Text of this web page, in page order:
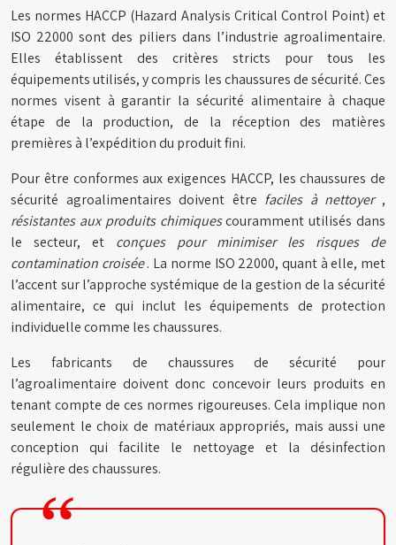
Les normes HACCP (Hazard Analysis Critical Control Point) et
ISO 22000 sont des piliers dans l’industrie agroalimentaire.
Elles établissent des critères stricts pour tous les
équipements utilisés, y compris les chaussures de sécurité. Ces
normes visent à garantir la sécurité alimentaire à chaque
étape de la production, de la réception des matières
premières à l’expédition du produit fini.
Pour être conformes aux exigences HACCP, les chaussures de
sécurité agroalimentaires doivent être faciles à nettoyer ,
résistantes aux produits chimiquescouramment utilisés dans
le secteur, et conçues pour minimiser les risques de
contamination croisée. La norme ISO 22000, quant à elle, met
l’accent sur l’approche systémique de la gestion de la sécurité
alimentaire, ce qui inclut les équipements de protection
individuelle comme les chaussures.
Les fabricants de chaussures de sécurité pour
l’agroalimentaire doivent donc concevoir leurs produits en
tenant compte de ces normes rigoureuses. Cela implique non
seulement le choix de matériaux appropriés, mais aussi une
conception qui facilite le nettoyage et la désinfection
régulière des chaussures.